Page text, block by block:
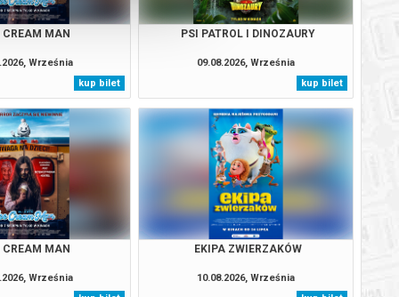
CREAM MAN
Września
kup bilet
PSI PATROL I DINOZAURY
09.08.2026, Września
kup bilet
CREAM MAN
Września
EKIPA ZWIERZAKÓW
10.08.2026, Września